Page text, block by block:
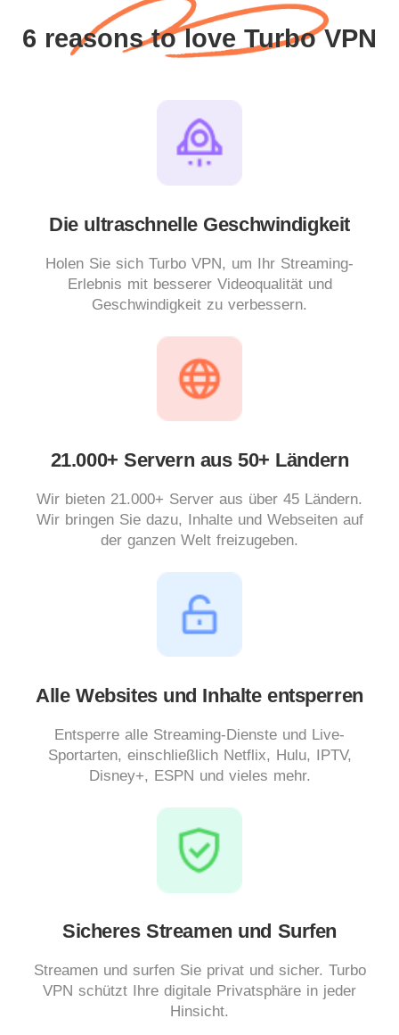
6 reasons to love Turbo VPN
Die ultraschnelle Geschwindigkeit
Holen Sie sich Turbo VPN, um Ihr Streaming-
Erlebnis mit besserer Videoqualität und
Geschwindigkeit zu verbessern.
21.000+ Servern aus 50+ Ländern
Wir bieten 21.000+ Server aus über 45 Ländern.
Wir bringen Sie dazu, Inhalte und Webseiten auf
der ganzen Welt freizugeben.
Alle Websites und Inhalte entsperren
Entsperre alle Streaming-Dienste und Live-
Sportarten, einschließlich Netflix, Hulu, IPTV,
Disney+, ESPN und vieles mehr.
Sicheres Streamen und Surfen
Streamen und surfen Sie privat und sicher. Turbo
VPN schützt Ihre digitale Privatsphäre in jeder
Hinsicht.